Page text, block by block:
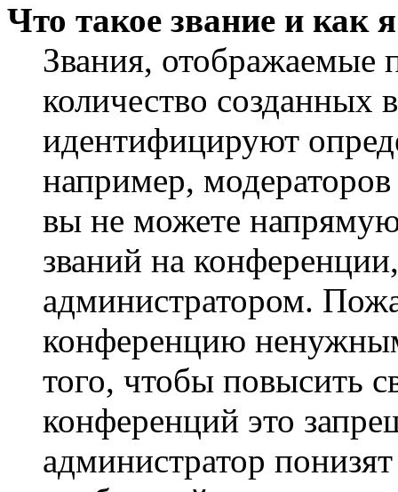
Что такое звание и как
Звания,
количество
идентифицируют
например,
вы не можете
званий на
администратором.
конференцию
того, чтобы повысить
конференций это
администратор